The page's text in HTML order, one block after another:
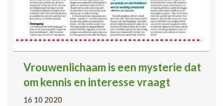
Vrouwenlichaam is een mysterie dat
om kennis en interesse vraagt
16 10 2020